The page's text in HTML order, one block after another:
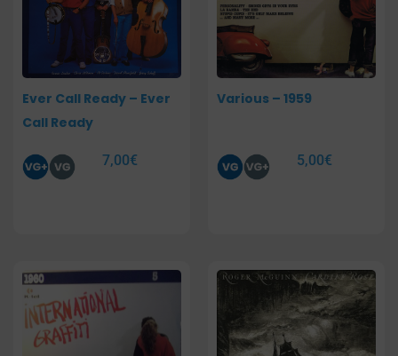
Ever Call Ready – Ever
Call Ready
7,00€
Various – 1959
5,00€